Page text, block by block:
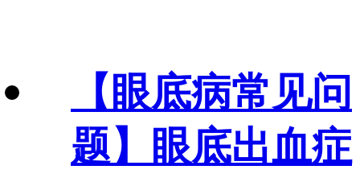
【眼底病常见问
题】
眼底出血症